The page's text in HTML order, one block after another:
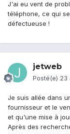
J'ai eu vent de
téléphone, ce qui
défectueuse !
jetweb
Posté(e) 23
Je suis allée dans
fournisseur et le
et qu'une mise à
Après des